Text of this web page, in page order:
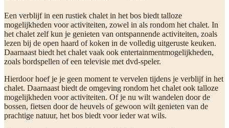
Een verblijf in een rustiek chalet in het bos biedt talloze
mogelijkheden voor activiteiten, zowel in als rondom het chalet. In
het chalet zelf kun je genieten van ontspannende activiteiten, zoals
lezen bij de open haard of koken in de volledig uitgeruste keuken.
Daarnaast biedt het chalet vaak ook entertainmentmogelijkheden,
zoals bordspellen of een televisie met dvd-speler.
Hierdoor hoef je je geen moment te vervelen tijdens je verblijf in het
chalet. Daarnaast biedt de omgeving rondom het chalet ook talloze
mogelijkheden voor activiteiten. Of je nu wilt wandelen door de
bossen, fietsen door de heuvels of gewoon wilt genieten van de
prachtige natuur, het bos biedt voor ieder wat wils.